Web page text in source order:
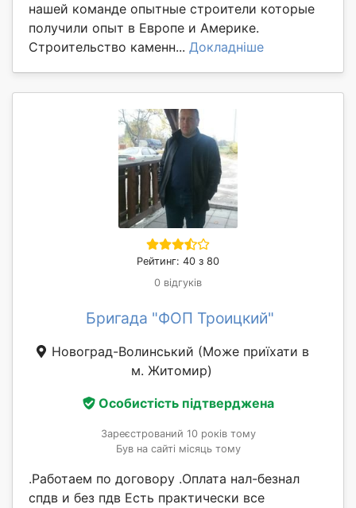
нашей команде опытные строители которые
получили опыт в Европе и Америке.
Строительство каменн... Докладніше
Рейтинг: 40 з 80
0 відгуків
Бригада "ФОП Троицкий"
Новоград-Волинський (Може приїхати в
м. Житомир)
Особистість підтверджена
Зареєстрований 10 років тому
Був на сайті місяць тому
.Работаем по договору .Оплата нал-безнал
спдв и без пдв Есть практически все